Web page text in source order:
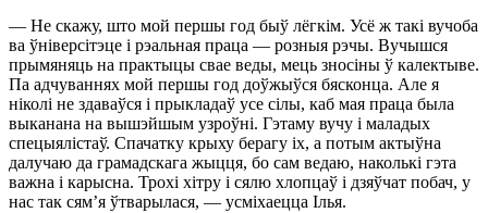
— Не скажу, што мой першы год быў лёгкім. Усё ж такі вучоба
ва ўніверсітэце і рэальная праца — розныя рэчы. Вучышся
прымяняць на практыцы свае веды, мець зносіны ў калектыве.
Па адчуваннях мой першы год доўжыўся бясконца. Але я
ніколі не здаваўся і прыкладаў усе сілы, каб мая праца была
выканана на вышэйшым узроўні. Гэтаму вучу і маладых
спецыялістаў. Спачатку крыху берагу іх, а потым актыўна
далучаю да грамадскага жыцця, бо сам ведаю, наколькі гэта
важна і карысна. Трохі хітру і сялю хлопцаў і дзяўчат побач, у
нас так сям’я ўтварылася, — усміхаецца Ілья.